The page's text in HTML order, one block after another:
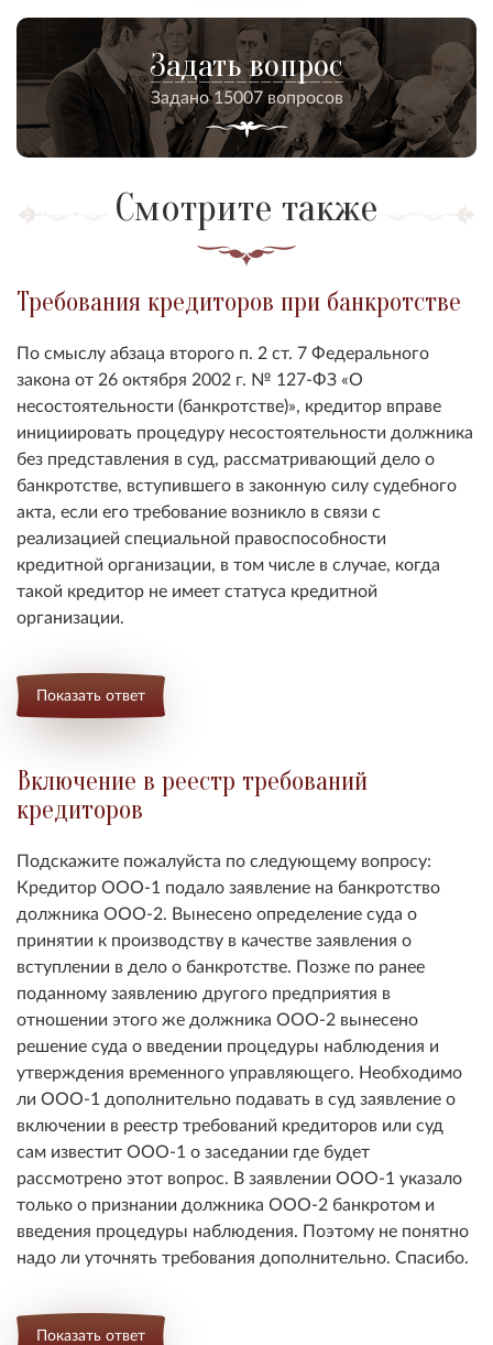
Задать вопрос
Задано 15007 вопросов
Смотрите также
Требования кредиторов при банкротстве
По смыслу абзаца второго п. 2 ст. 7 Федерального
закона от 26 октября 2002 г. № 127-ФЗ «О
несостоятельности (банкротстве)», кредитор вправе
инициировать процедуру несостоятельности должника
без представления в суд, рассматривающий дело о
банкротстве, вступившего в законную силу судебного
акта, если его требование возникло в связи с
реализацией специальной правоспособности
кредитной организации, в том числе в случае, когда
такой кредитор не имеет статуса кредитной
организации.
Показать ответ
Включение в реестр требований
кредиторов
Подскажите пожалуйста по следующему вопросу:
Кредитор ООО-1 подало заявление на банкротство
должника ООО-2. Вынесено определение суда о
принятии к производству в качестве заявления о
вступлении в дело о банкротстве. Позже по ранее
поданному заявлению другого предприятия в
отношении этого же должника ООО-2 вынесено
решение суда о введении процедуры наблюдения и
утверждения временного управляющего. Необходимо
ли ООО-1 дополнительно подавать в суд заявление о
включении в реестр требований кредиторов или суд
сам известит ООО-1 о заседании где будет
рассмотрено этот вопрос. В заявлении ООО-1 указало
только о признании должника ООО-2 банкротом и
введения процедуры наблюдения. Поэтому не понятно
надо ли уточнять требования дополнительно. Спасибо.
Показать ответ